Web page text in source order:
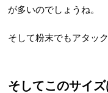
が多いのでしょうね。
そして粉末でもアタッ
そしてこのサイ